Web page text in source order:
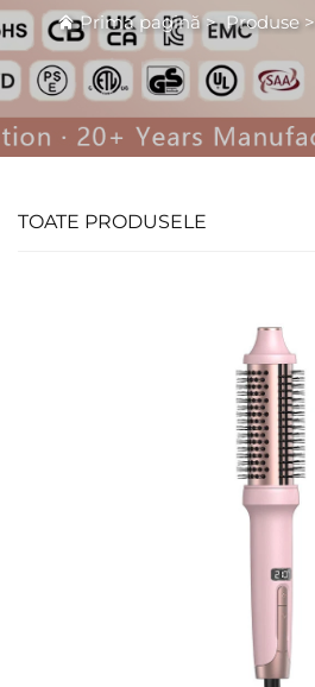
Prima pagină>Produse>
TOATE PRODUSELE